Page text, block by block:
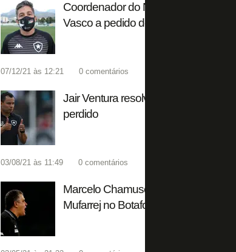
Coordenador do Núcleo de Saúde e
Vasco a pedido de Zé Ricardo
07/12/21 às 12:21 0 comentários
Jair Ventura resolveu. Zé Ricardo
perdido
03/08/21 às 11:49 0 comentários
Marcelo Chamusca tem melhor
Mufarrej no Botafogo